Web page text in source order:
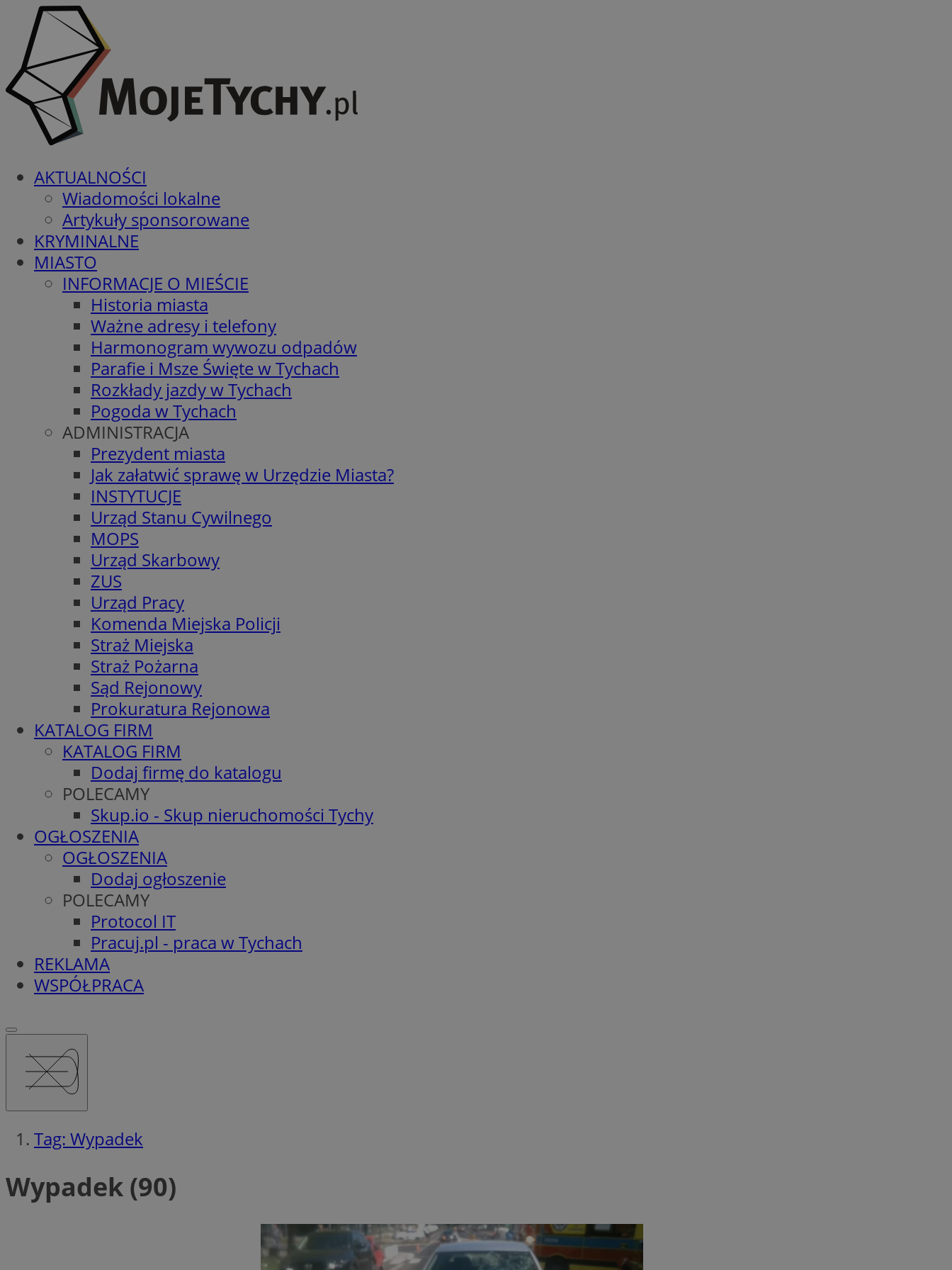
AKTUALNOŚCI
Wiadomości lokalne
Artykuły sponsorowane
KRYMINALNE
MIASTO
INFORMACJE O MIEŚCIE
Historia miasta
Ważne adresy i telefony
Harmonogram wywozu odpadów
Parafie i Msze Święte w Tychach
Rozkłady jazdy w Tychach
Pogoda w Tychach
ADMINISTRACJA
Prezydent miasta
Jak załatwić sprawę w Urzędzie Miasta?
INSTYTUCJE
Urząd Stanu Cywilnego
MOPS
Urząd Skarbowy
ZUS
Urząd Pracy
Komenda Miejska Policji
Straż Miejska
Straż Pożarna
Sąd Rejonowy
Prokuratura Rejonowa
KATALOG FIRM
KATALOG FIRM
Dodaj firmę do katalogu
POLECAMY
Skup.io - Skup nieruchomości Tychy
OGŁOSZENIA
OGŁOSZENIA
Dodaj ogłoszenie
POLECAMY
Protocol IT
Pracuj.pl - praca w Tychach
REKLAMA
WSPÓŁPRACA
Tag: Wypadek
Wypadek (90)